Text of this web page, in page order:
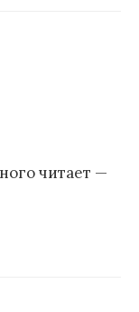
читает —